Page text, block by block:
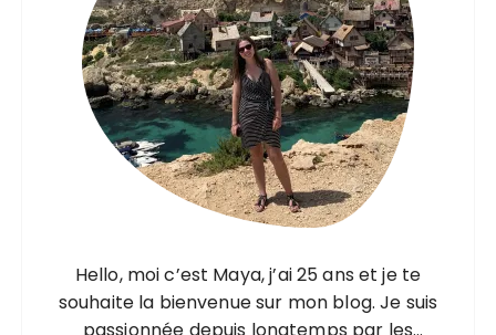
Hello, moi c’est Maya, j’ai 25 ans et je te
souhaite la bienvenue sur mon blog. Je suis